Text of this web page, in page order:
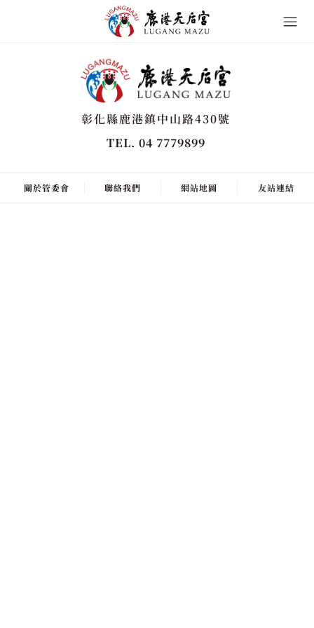
彰化縣鹿港鎮中山路430號
TEL. 04 7779899
關於管委會 聯絡我們 網站地圖 友站連結